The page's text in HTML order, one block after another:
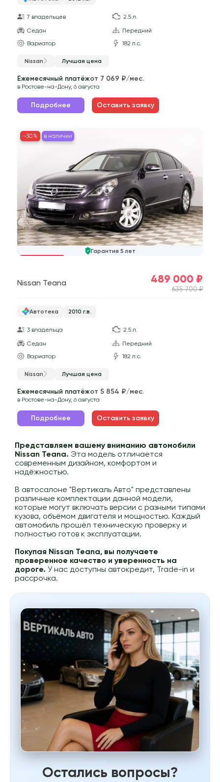
7 владельцев
2.5 л.
Седан
Передний
Вариатор
182 л.с.
Nissan Лучшая цена
Ежемесячный платёжот 7 069 ₽/мес.
в Ростове-на-Дону, 6 августа
Подробнее Оставить заявку
-30% в наличии
Гарантия 5 лет
Nissan Teana 489 000 ₽
635 700 ₽
Автотека 2010 г.в.
3 владельца
2.5 л.
Седан
Передний
Вариатор
182 л.с.
Nissan Лучшая цена
Ежемесячный платёжот 5 854 ₽/мес.
в Ростове-на-Дону, 6 августа
Подробнее Оставить заявку
Представляем вашему вниманию автомобили
Nissan Teana. Эта модель отличается
современным дизайном, комфортом и
надёжностью.
В автосалоне "Вертикаль Авто" представлены
различные комплектации данной модели,
которые могут включать версии с разными типами
кузова, объёмом двигателя и мощностью. Каждый
автомобиль прошёл техническую проверку и
полностью готов к эксплуатации.
Покупая Nissan Teana, вы получаете
проверенное качество и уверенность на
дороге. У нас доступны автокредит, Trade-in и
рассрочка.
Остались вопросы?